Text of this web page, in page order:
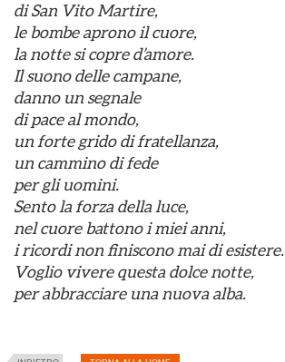
di San Vito Martire,
le bombe aprono il cuore,
la notte si copre d’amore.
Il suono delle campane,
danno un segnale
di pace al mondo,
un forte grido di fratellanza,
un cammino di fede
per gli uomini.
Sento la forza della luce,
nel cuore battono i miei anni,
i ricordi non finiscono mai di esistere.
Voglio vivere questa dolce notte,
per abbracciare una nuova alba.